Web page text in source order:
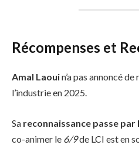
Récompenses et
Amal Laouin’a pas annoncé
l’industrie en 2025.
Sa reconnaissance passe
co-animer le 6/9de LCI est en